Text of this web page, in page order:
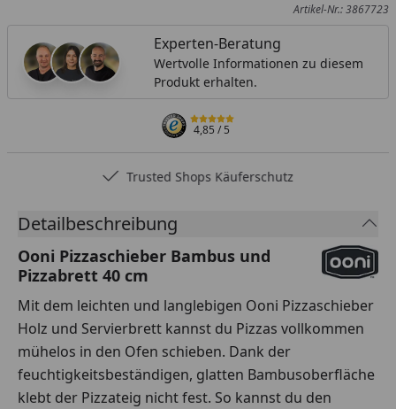
Artikel-Nr.: 3867723
Experten-Beratung
Wertvolle Informationen zu diesem
Produkt erhalten.
4,85/ 5
Trusted Shops Käuferschutz
Detailbeschreibung
Ooni Pizzaschieber Bambus und
Pizzabrett 40 cm
Mit dem leichten und langlebigen Ooni Pizzaschieber
Holz und Servierbrett kannst du Pizzas vollkommen
mühelos in den Ofen schieben. Dank der
feuchtigkeitsbeständigen, glatten Bambusoberfläche
klebt der Pizzateig nicht fest. So kannst du den